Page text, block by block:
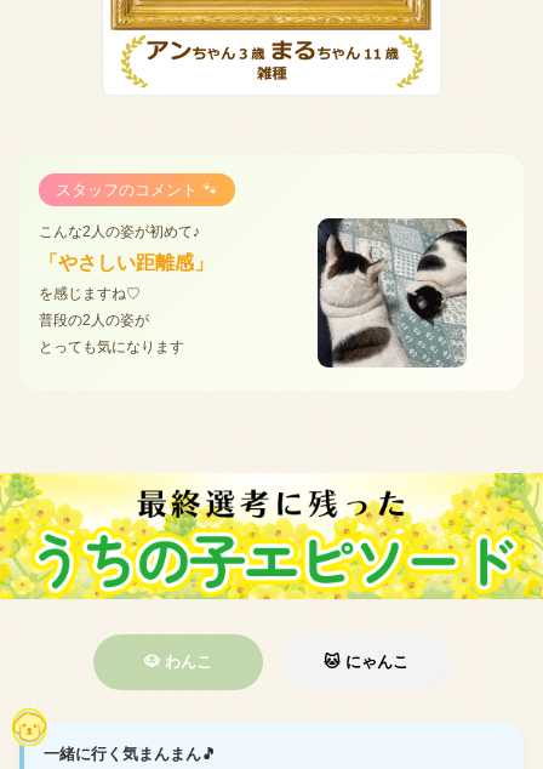
スタッフのコメント 🐾
こんな2人の姿が初めて♪
「やさしい距離感」
を感じますね♡
普段の2人の姿が
とっても気になります
最終選考エピソード
🐶 わんこ 🐱 にゃんこ
一緒に行く気まんまん🎵